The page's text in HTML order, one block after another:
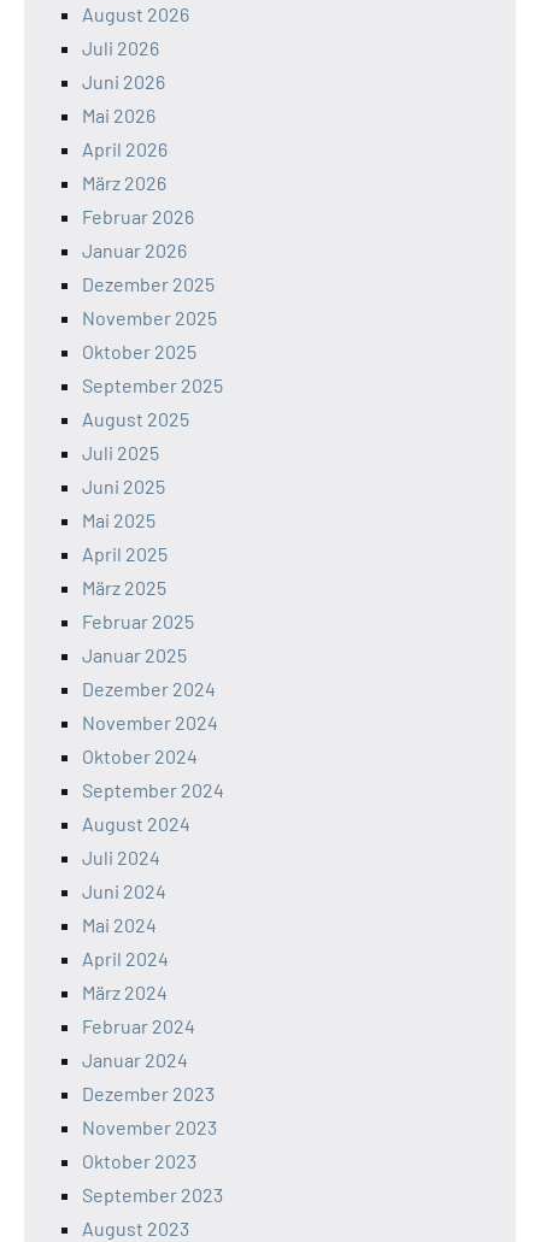
August 2026
Juli 2026
Juni 2026
Mai 2026
April 2026
März 2026
Februar 2026
Januar 2026
Dezember 2025
November 2025
Oktober 2025
September 2025
August 2025
Juli 2025
Juni 2025
Mai 2025
April 2025
März 2025
Februar 2025
Januar 2025
Dezember 2024
November 2024
Oktober 2024
September 2024
August 2024
Juli 2024
Juni 2024
Mai 2024
April 2024
März 2024
Februar 2024
Januar 2024
Dezember 2023
November 2023
Oktober 2023
September 2023
August 2023